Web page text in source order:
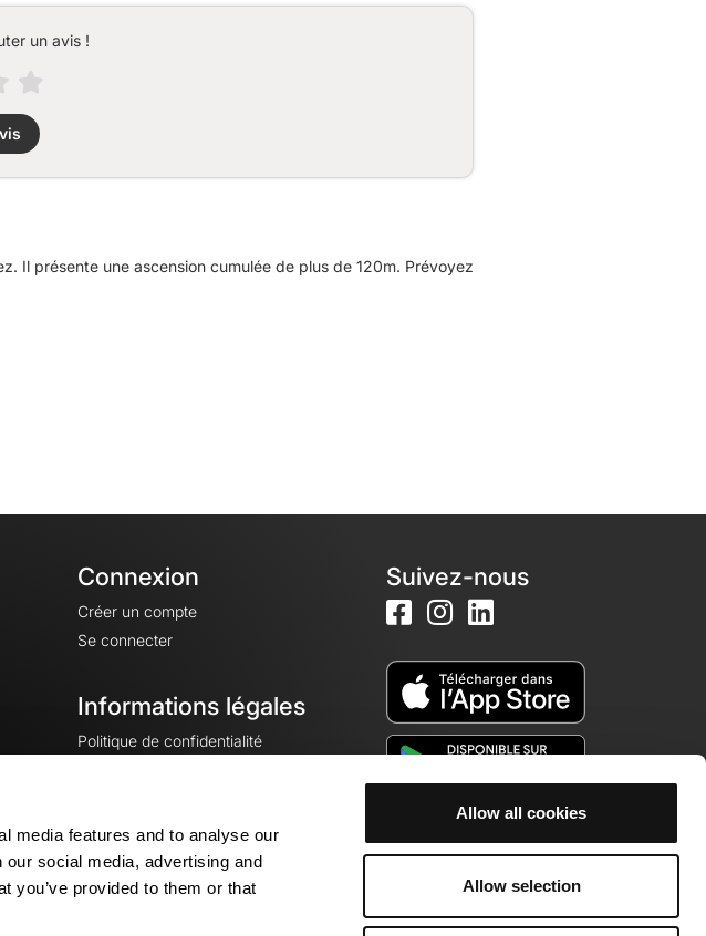
media features and to analyse our
social media, advertising and
you’ve provided to them or that
Allow all cookies
Allow selection
un avis !
Il présente une ascension cumulée de plus de 120m. Prévoyez
Connexion
Créer un compte
Se connecter
Informations légales
Politique de confidentialité
Mentions légales
Paramètres des cookies
Suivez-nous